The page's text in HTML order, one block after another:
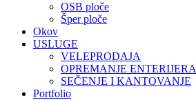
OSB ploče
Šper ploče
Okov
USLUGE
VELEPRODAJA
OPREMANJE ENTERIJERA
SEČENJE I KANTOVANJE
Portfolio